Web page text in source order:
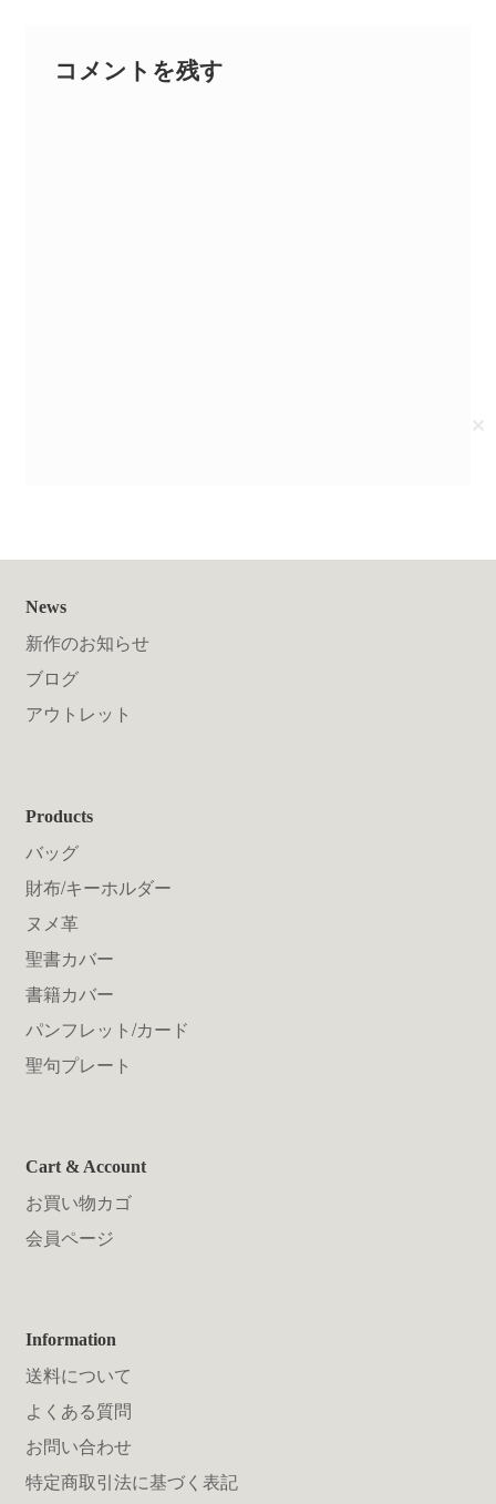
コメントを残す
News
新作のお知らせ
ブログ
アウトレット
Products
バッグ
財布/キーホルダー
ヌメ革
聖書カバー
書籍カバー
パンフレット/カード
聖句プレート
Cart & Account
お買い物カゴ
会員ページ
Information
送料について
よくある質問
お問い合わせ
特定商取引法に基づく表記